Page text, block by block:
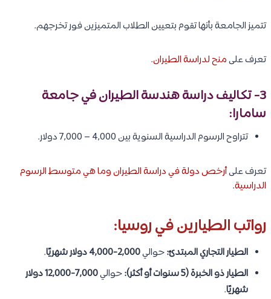
تتميز الجامعة بأنها تقوم بتعيين الطلاب المتميزين فور تخرجهم.
تعرف علىمنح لدراسة الطيران.
3- تكاليف دراسة هندسة الطيران في جامعة
سامارا:
تتراوح الرسوم الدراسية السنوية بين 4,000 – 7,000 دولار.
تعرف علىأرخص دولة في دراسة الطيران وما هي متوسط الرسوم
الدراسية.
رواتب الطيارين في روسيا:
الطيار التجاري المبتدئ:حوالي2,000-4,000 دولار شهريًا
.
الطيار ذو الخبرة (5 سنوات أو أكثر):
حوالي
7,000-12,000 دولار
شهريًا.